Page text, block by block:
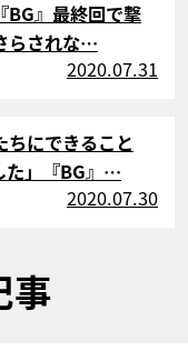
BG』最終回で撃
らされな…
2020.07.31
ちにできること
た」『BG』…
2020.07.30
事